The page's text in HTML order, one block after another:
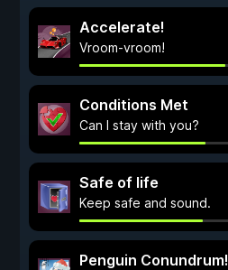
Accelerate!
Vroom-vroom!
Conditions Met
Can I stay with you?
Safe of life
Keep safe and sound.
Penguin Conundrum!